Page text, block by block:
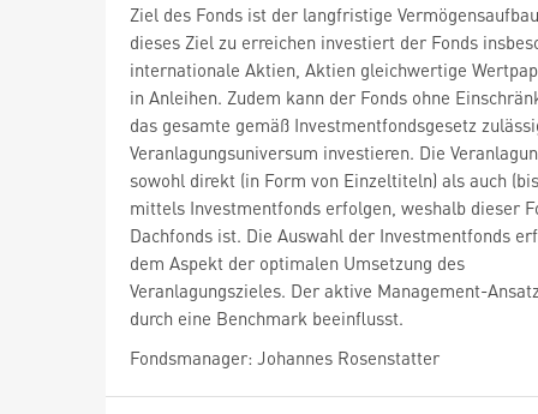
Ziel des Fonds ist der langfristige
dieses Ziel zu erreichen investiert der Fonds
internationale Aktien, Aktien gleichwertige
in Anleihen. Zudem kann der Fonds ohne
das gesamte gemäß Investmentfondsgesetz
Veranlagungsuniversum investieren. Die
sowohl direkt (in Form von Einzeltiteln) als auch
mittels Investmentfonds erfolgen, weshalb dieser
Dachfonds ist. Die Auswahl der Investmentfonds
dem Aspekt der optimalen Umsetzung des
Veranlagungszieles. Der aktive Management-
durch eine Benchmark beeinflusst.
Fondsmanager: Johannes Rosenstatter